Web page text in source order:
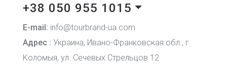
+38 050 955 1015
E-mail: info@tourbrand-ua.com
Адрес : Украина, Ивано-Франковская обл., г.
Коломыя, ул. Сечевых Стрельцов 12